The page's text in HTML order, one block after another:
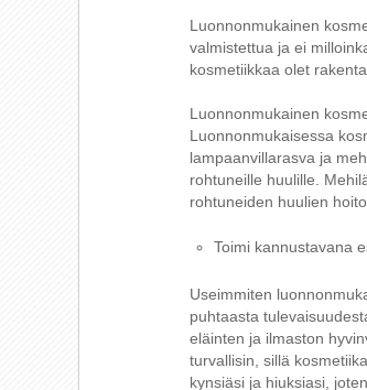
Luonnonmukainen
valmistettua ja ei
kosmetiikkaa olet
Luonnonmukainen
Luonnonmukaisessa
lampaanvillarasva ja
rohtuneille huulille.
rohtuneiden huulien
Toimi kannustavana
Useimmiten
puhtaasta
eläinten ja ilmaston
turvallisin, sillä
kynsiäsi ja hiuksiasi,